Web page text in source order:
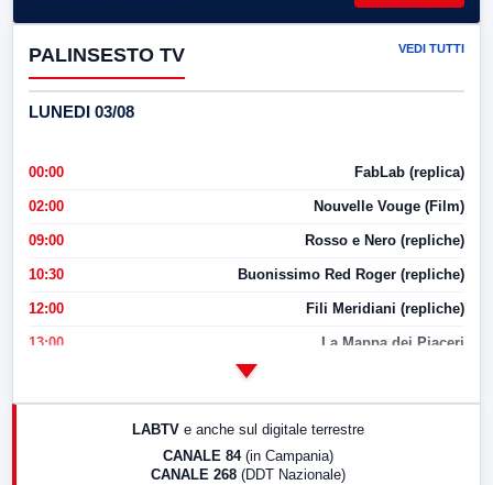
PALINSESTO TV VEDI TUTTI
LUNEDI 03/08
00:00 FabLab (replica)
02:00 Nouvelle Vouge (Film)
09:00 Rosso e Nero (repliche)
10:30 Buonissimo Red Roger (repliche)
12:00 Fili Meridiani (repliche)
13:00 La Mappa dei Piaceri
LABTV e anche sul digitale terrestre
CANALE 84 (in Campania)
CANALE 268 (DDT Nazionale)